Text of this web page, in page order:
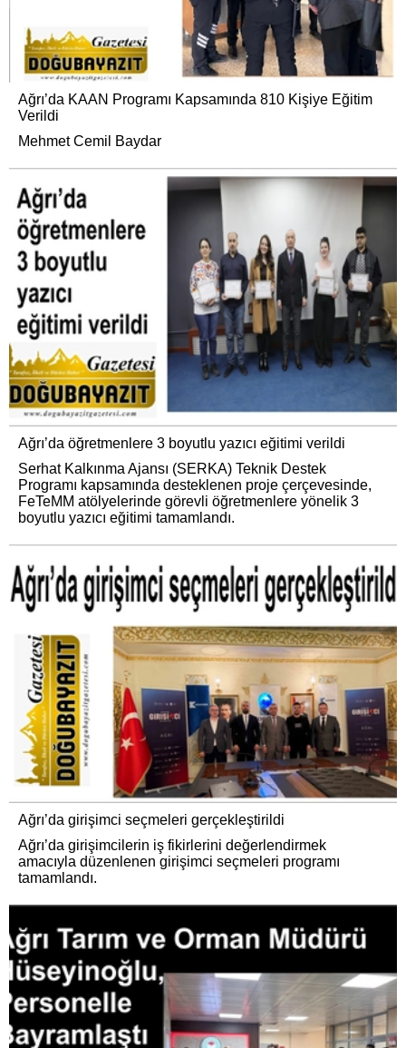
Ağrı’da KAAN Programı Kapsamında 810 Kişiye Eğitim
Verildi
Mehmet Cemil Baydar
Ağrı’da öğretmenlere 3 boyutlu yazıcı eğitimi verildi
Serhat Kalkınma Ajansı (SERKA) Teknik Destek
Programı kapsamında desteklenen proje çerçevesinde,
FeTeMM atölyelerinde görevli öğretmenlere yönelik 3
boyutlu yazıcı eğitimi tamamlandı.
Ağrı’da girişimci seçmeleri gerçekleştirildi
Ağrı’da girişimcilerin iş fikirlerini değerlendirmek
amacıyla düzenlenen girişimci seçmeleri programı
tamamlandı.